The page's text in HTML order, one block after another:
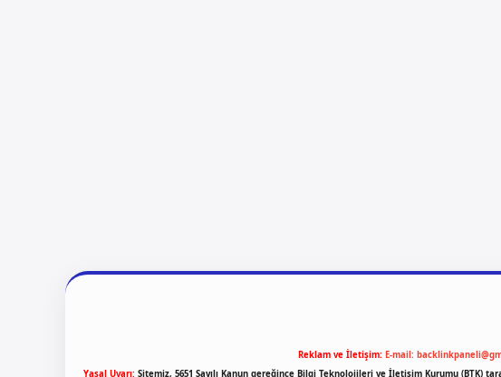
Reklam ve İletişim: E-mail:
Yasal Uyarı: Sitemiz, 5651 Sayılı Kanun gereğince Bilgi Teknolojileri ve İletişim Kurumu (BTK)